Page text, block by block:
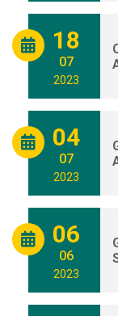
18
07
2023
04
07
2023
06
06
2023